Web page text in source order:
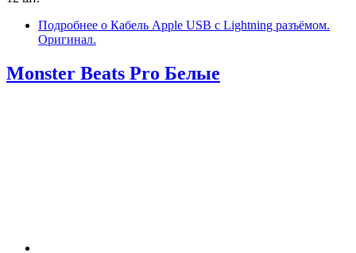
Подробнее о Кабель Apple USB с Lightning разъёмом.
Оригинал.
Monster Beats Pro Белые